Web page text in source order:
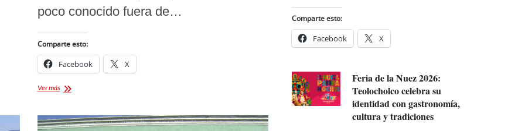
poco conocido fuera de…
Comparte esto:
Facebook X
Ver másCascadas
Natural
de
Comparte esto:
Facebook X
Feria de la Nuez 2026:
Teolocholco celebra su
identidad con gastronomía,
cultura y tradiciones